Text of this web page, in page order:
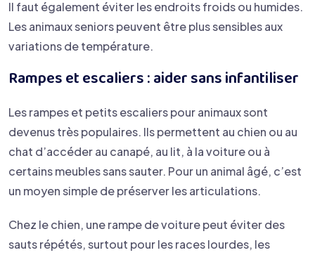
Il faut également éviter les endroits froids ou humides.
Les animaux seniors peuvent être plus sensibles aux
variations de température.
Rampes et escaliers : aider sans infantiliser
Les rampes et petits escaliers pour animaux sont
devenus très populaires. Ils permettent au chien ou au
chat d’accéder au canapé, au lit, à la voiture ou à
certains meubles sans sauter. Pour un animal âgé, c’est
un moyen simple de préserver les articulations.
Chez le chien, une rampe de voiture peut éviter des
sauts répétés, surtout pour les races lourdes, les